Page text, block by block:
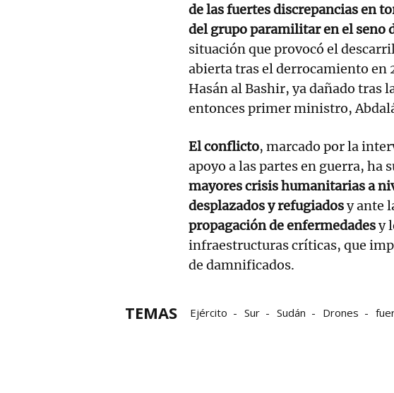
de las fuertes discrepancias en
del grupo paramilitar en el seno
situación que provocó el
abierta tras el derrocamiento en
Hasán al Bashir, ya dañado tras
entonces primer ministro,
El conflicto, marcado por la
apoyo a las partes en guerra, ha
mayores crisis humanitarias a
desplazados y refugiadosy ante
propagación de enfermedadesy
infraestructuras críticas, que
de damnificados.
TEMAS Ejército Sur Sudán Drones